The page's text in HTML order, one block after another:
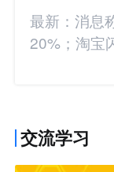
最新：消息
20%；淘宝
交流学习